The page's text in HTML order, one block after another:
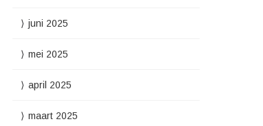
juni 2025
mei 2025
april 2025
maart 2025